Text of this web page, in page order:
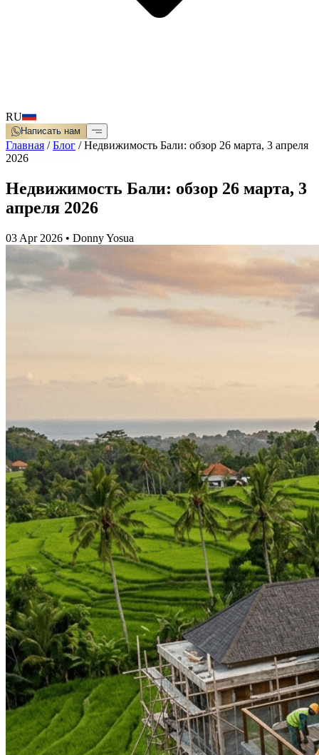
RU
Написать нам
Главная /Блог /Недвижимость Бали: обзор 26 марта, 3 апреля
2026
Недвижимость Бали: обзор 26 марта, 3
апреля 2026
03 Apr 2026 • Donny Yosua